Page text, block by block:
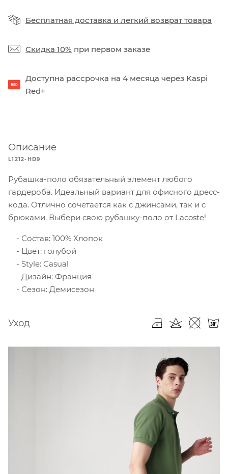
Бесплатная доставка и легкий возврат товара
Скидка 10% при первом заказе
Доступна рассрочка на 4 месяца через Kaspi
Red+
Описание
L1212-HD9
Рубашка-поло обязательный элемент любого
гардероба. Идеальный вариант для офисного дресс-
кода. Отлично сочетается как с джинсами, так и с
брюками. Выбери свою рубашку-поло от Lacoste!
Состав: 100% Хлопок
Цвет: голубой
Style: Casual
Дизайн: Франция
Сезон: Демисезон
Уход